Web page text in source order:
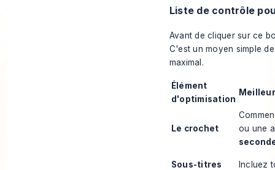
Liste de contrôle
Avant de cliquer sur ce
C'est un moyen simple
maximal.
Élément
d'optimisation
Le crochet
ou une
Sous-titres
Incluez